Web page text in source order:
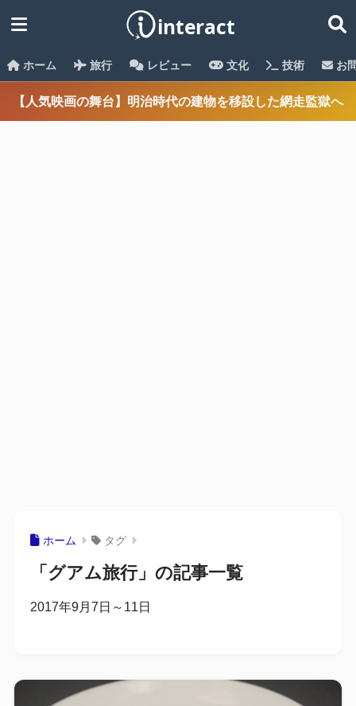
ホーム 旅行 レビュー 文化 技術 お
【人気映画の舞台】明治時代の建物を移設した網走監獄へ
ホーム タグ
「グアム旅行」の記事一覧
2017年9月7日～11日